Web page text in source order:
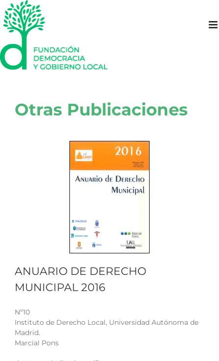
Saltar
al
contenido
Otras Publicaciones
ANUARIO DE DERECHO
MUNICIPAL 2016
Nº10
Instituto de Derecho Local, Universidad Autónoma de
Madrid.
Marcial Pons